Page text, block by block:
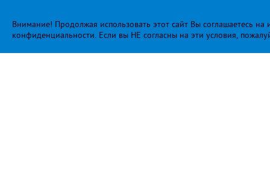
Внимание! Продолжая использовать этот сайт Вы соглашаетесь
конфиденциальности. Если вы НЕ согласны на эти условия,